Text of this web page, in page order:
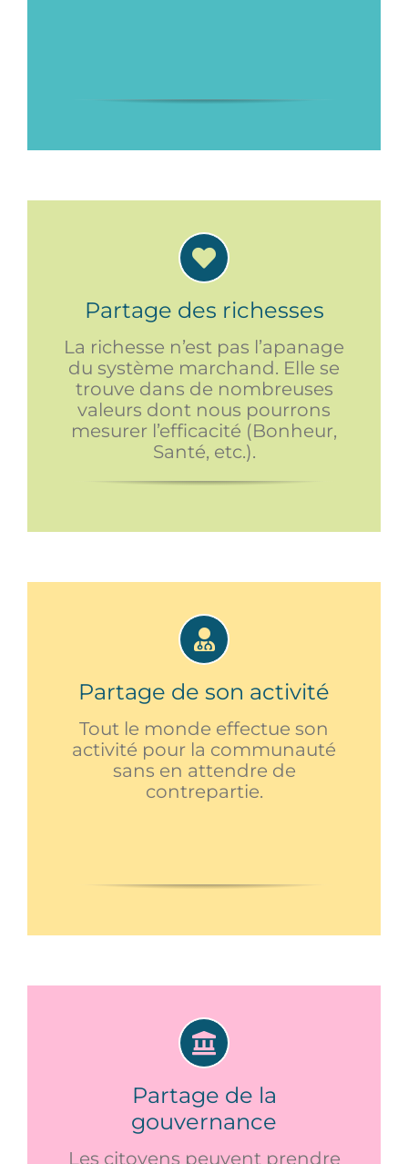
Partage des richesses
La richesse n’est pas l’apanage
du système marchand. Elle se
trouve dans de nombreuses
valeurs dont nous pourrons
mesurer l’efficacité (Bonheur,
Santé, etc.).
Partage de son activité
Tout le monde effectue son
activité pour la communauté
sans en attendre de
contrepartie.
Partage de la
gouvernance
Les citoyens peuvent prendre